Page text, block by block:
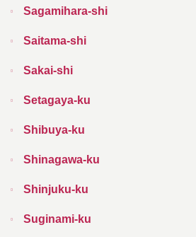
Sagamihara-shi
Saitama-shi
Sakai-shi
Setagaya-ku
Shibuya-ku
Shinagawa-ku
Shinjuku-ku
Suginami-ku